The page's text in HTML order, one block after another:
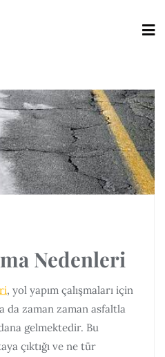
Nedenleri
, yol yapım çalışmaları için
da zaman zaman asfaltla
gelmektedir. Bu
çıktığı ve ne tür